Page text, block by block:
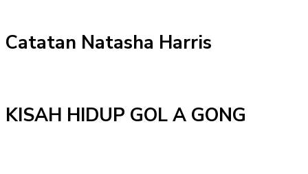
Catatan Natasha Harris
KISAH HIDUP GOL A GONG